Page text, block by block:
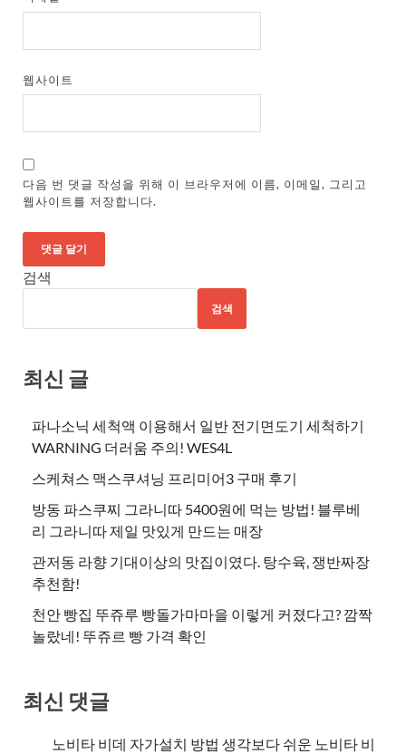
웹사이트
다음 번 댓글 작성을 위해 이 브라우저에 이름, 이메일, 그리고
웹사이트를 저장합니다.
검색
검색
최신 글
파나소닉 세척액 이용해서 일반 전기면도기 세척하기
WARNING 더러움 주의! WES4L
스케쳐스 맥스쿠셔닝 프리미어3 구매 후기
방동 파스쿠찌 그라니따 5400원에 먹는 방법! 블루베
리 그라니따 제일 맛있게 만드는 매장
관저동 라향 기대이상의 맛집이였다. 탕수육, 쟁반짜장
추천함!
천안 빵집 뚜쥬루 빵돌가마마을 이렇게 커졌다고? 깜짝
놀랐네! 뚜쥬르 빵 가격 확인
최신 댓글
노비타 비데 자가설치 방법 생각보다 쉬운 노비타 비